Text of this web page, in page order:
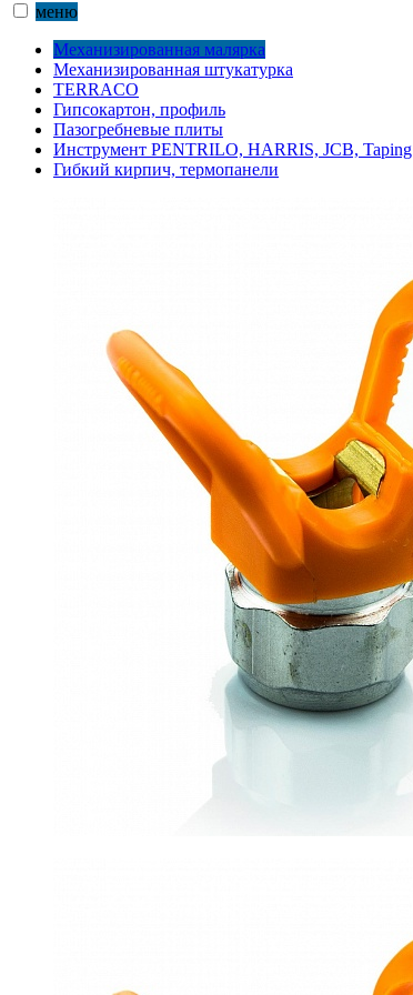
меню
Механизированная малярка
Механизированная штукатурка
TERRACO
Гипсокартон, профиль
Пазогребневые плиты
Инструмент PENTRILO, HARRIS, JCB, Taping
Гибкий кирпич, термопанели